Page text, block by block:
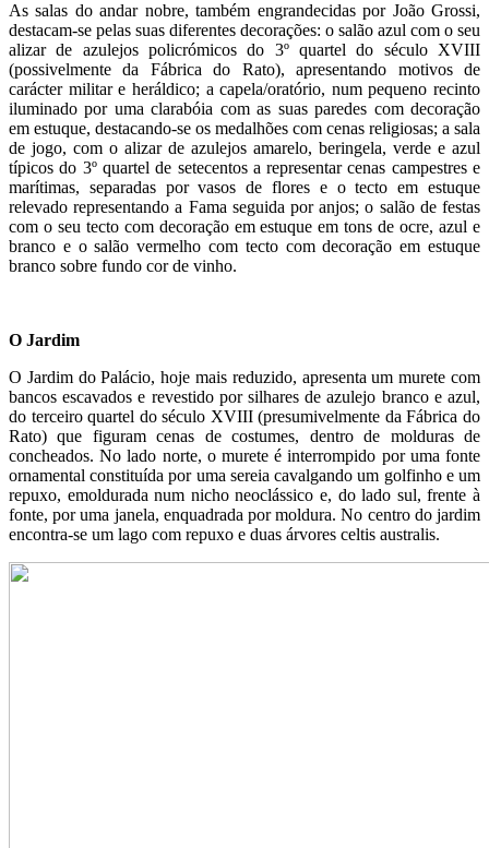
As salas do andar nobre, também engrandecidas por João Grossi,
destacam-se pelas suas diferentes decorações: o salão azul com o seu
alizar de azulejos policrómicos do 3º quartel do século XVIII
(possivelmente da Fábrica do Rato), apresentando motivos de
carácter militar e heráldico; a capela/oratório, num pequeno recinto
iluminado por uma clarabóia com as suas paredes com decoração
em estuque, destacando-se os medalhões com cenas religiosas; a sala
de jogo, com o alizar de azulejos amarelo, beringela, verde e azul
típicos do 3º quartel de setecentos a representar cenas campestres e
marítimas, separadas por vasos de flores e o tecto em estuque
relevado representando a Fama seguida por anjos; o salão de festas
com o seu tecto com decoração em estuque em tons de ocre, azul e
branco e o salão vermelho com tecto com decoração em estuque
branco sobre fundo cor de vinho.
O Jardim
O Jardim do Palácio, hoje mais reduzido, apresenta um murete com
bancos escavados e revestido por silhares de azulejo branco e azul,
do terceiro quartel do século XVIII (presumivelmente da Fábrica do
Rato) que figuram cenas de costumes, dentro de molduras de
concheados. No lado norte, o murete é interrompido por uma fonte
ornamental constituída por uma sereia cavalgando um golfinho e um
repuxo, emoldurada num nicho neoclássico e, do lado sul, frente à
fonte, por uma janela, enquadrada por moldura. No centro do jardim
encontra-se um lago com repuxo e duas árvores celtis australis.